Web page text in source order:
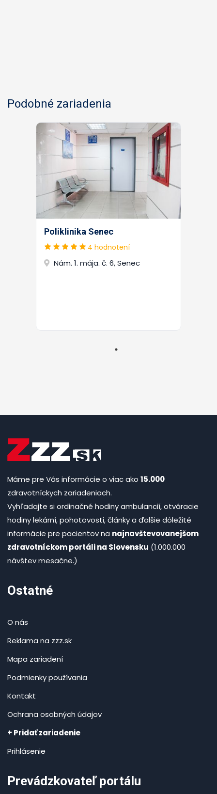
Podobné zariadenia
Poliklinika Senec
4 hodnotení
Nám. 1. mája. č. 6, Senec
Máme pre Vás informácie o viac ako 15.000
zdravotníckych zariadeniach.
Vyhľadajte si ordinačné hodiny ambulancií, otváracie
hodiny lekární, pohotovosti, články a ďalšie dôležité
informácie pre pacientov na najnavštevovanejšom
zdravotníckom portáli na Slovensku (1.000.000
návštev mesačne.)
Ostatné
O nás
Reklama na zzz.sk
Mapa zariadení
Podmienky používania
Kontakt
Ochrana osobných údajov
+ Pridať zariadenie
Prihlásenie
Prevádzkovateľ portálu